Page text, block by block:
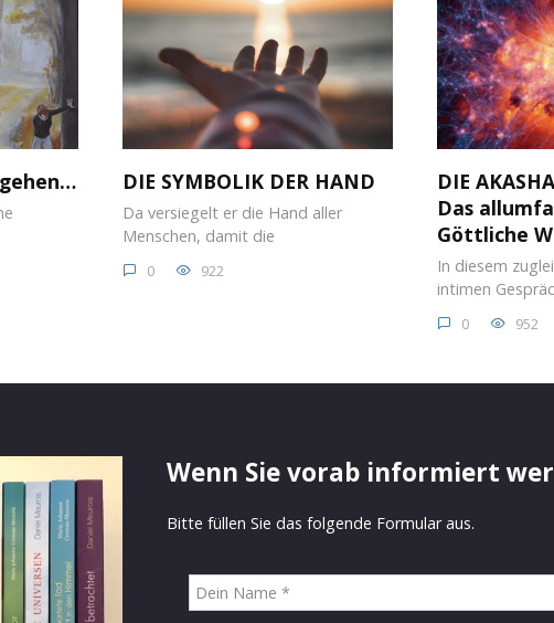
DIE SYMBOLIK DER HAND
Da versiegelt er die Hand aller
Menschen, damit die
0 922
DIE
Das
Göttliche
In diesem
intimen
0 952
Wenn Sie vorab informiert
Bitte füllen Sie das folgende Formular aus.